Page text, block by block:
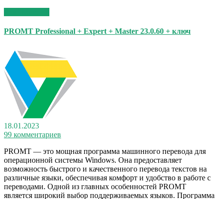
PROMT Professional + Expert + Master 23.0.60 + ключ
18.01.2023
99 комментариев
PROMT — это мощная программа машинного перевода для
операционной системы Windows. Она предоставляет
возможность быстрого и качественного перевода текстов на
различные языки, обеспечивая комфорт и удобство в работе с
переводами. Одной из главных особенностей PROMT
является широкий выбор поддерживаемых языков. Программа